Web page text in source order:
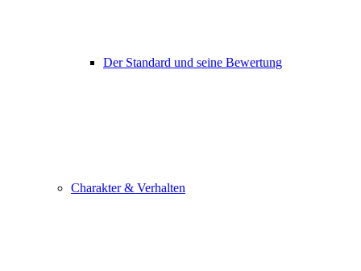
Der Standard und seine Bewertung
Charakter & Verhalten